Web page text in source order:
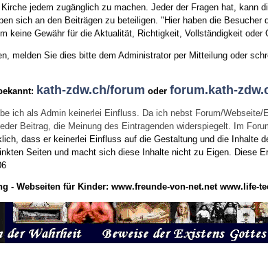
jedem zugänglich zu machen. Jeder der Fragen hat, kann
sich an den Beiträgen zu beteiligen. "Hier haben die
keine Gewähr für die Aktualität, Richtigkeit, Vollständigkeit
melden Sie dies bitte dem Administrator per Mitteilung oder
kath-zdw.ch/forum oderforum.kath-
ich als Admin keinerlei Einfluss. Da ich nebst Forum/
Beitrag, die Meinung des Eintragenden widerspiegelt. Im
dass er keinerlei Einfluss auf die Gestaltung und die Inhalte
Seiten und macht sich diese Inhalte nicht zu Eigen.
Diese
- Webseiten für Kinder: www.freunde-von-net.net www.life-